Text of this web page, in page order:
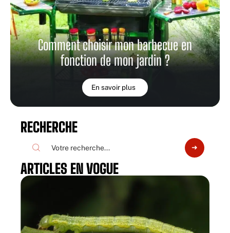
Comment choisir mon barbecue en
fonction de mon jardin ?
En savoir plus
RECHERCHE
ARTICLES EN VOGUE